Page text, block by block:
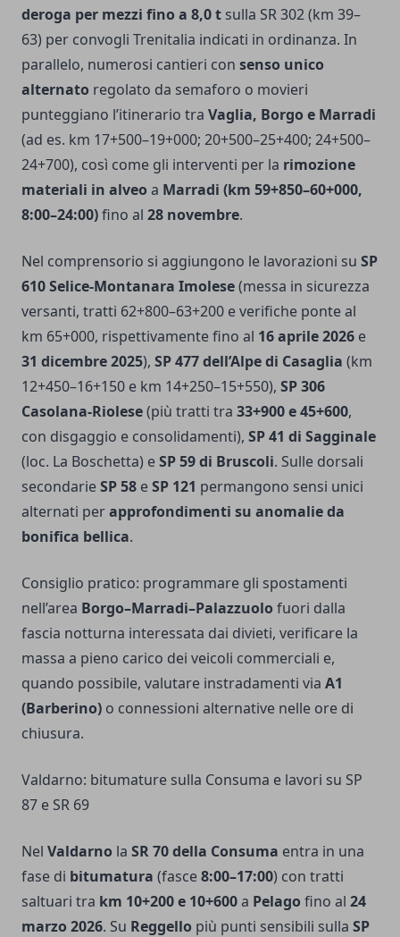
deroga per mezzi fino a 8,0 t sulla SR 302 (km 39–
63) per convogli Trenitalia indicati in ordinanza. In
parallelo, numerosi cantieri con senso unico
alternato regolato da semaforo o movieri
punteggiano l’itinerario tra Vaglia, Borgo e Marradi
(ad es. km 17+500–19+000; 20+500–25+400; 24+500–
24+700), così come gli interventi per la rimozione
materiali in alveo a Marradi (km 59+850–60+000,
8:00–24:00)fino al 28 novembre.
Nel comprensorio si aggiungono le lavorazioni su SP
610 Selice-Montanara Imolese(messa in sicurezza
versanti, tratti 62+800–63+200 e verifiche ponte al
km 65+000, rispettivamente fino al 16 aprile 2026 e
31 dicembre 2025), SP 477 dell’Alpe di Casaglia (km
12+450–16+150 e km 14+250–15+550), SP 306
Casolana-Riolese(più tratti tra 33+900 e 45+600,
con disgaggio e consolidamenti), SP 41 di Sagginale
(loc. La Boschetta) eSP 59 di Bruscoli. Sulle dorsali
secondarieSP 58 eSP 121 permangono sensi unici
alternati perapprofondimenti su anomalie da
bonifica bellica.
Consiglio pratico: programmare gli spostamenti
nell’area Borgo–Marradi–Palazzuolo fuori dalla
fascia notturna interessata dai divieti, verificare la
massa a pieno carico dei veicoli commerciali e,
quando possibile, valutare instradamenti via A1
(Barberino) o connessioni alternative nelle ore di
chiusura.
Valdarno: bitumature sulla Consuma e lavori su SP
87 e SR 69
Nel Valdarno la SR 70 della Consuma entra in una
fase di bitumatura (fasce8:00–17:00) con tratti
saltuari tra km 10+200 e 10+600a Pelago fino al 24
marzo 2026. Su Reggello più punti sensibili sulla SP